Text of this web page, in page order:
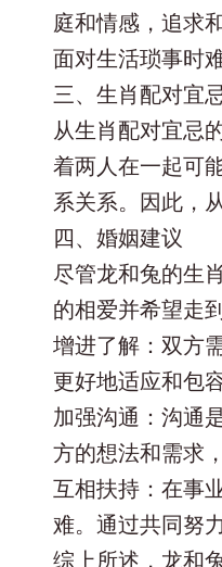
庭和情感，追求
面对生活琐事时
三、生肖配对宜
从生肖配对宜忌
着两人在一起可
系关系。因此，
四、婚姻建议
尽管龙和兔的生
的相爱并希望走
增进了解‌：双方
更好地适应和包
加强沟通‌：沟通
方的想法和需求
互相扶持‌：在事
难。通过共同努
综上所述，龙和